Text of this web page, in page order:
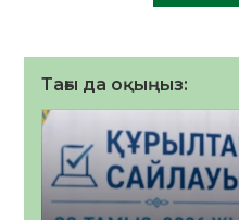
Тағы да оқыңыз: